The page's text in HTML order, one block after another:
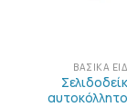
ΒΑΣΙΚΆ